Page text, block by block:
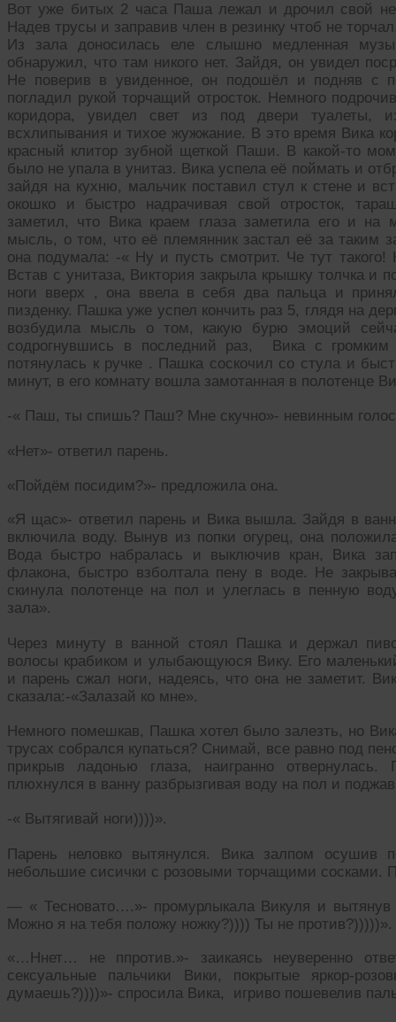
Вот уже битых 2 часа Паша лежал и дрочил свой
Надев трусы и заправив член в резинку чтоб не
Из зала доносилась еле слышно медленная
обнаружил, что там никого нет. Зайдя, он увидел
Не поверив в увиденное, он подошёл и подняв с
погладил рукой торчащий отросток. Немного
коридора, увидел свет из под двери туалеты,
всхлипывания и тихое жужжание. В это время Вика
красный клитор зубной щеткой Паши. В какой-то
было не упала в унитаз. Вика успела её поймать и
зайдя на кухню, мальчик поставил стул к стене и
окошко и быстро надрачивая свой отросток,
заметил, что Вика краем глаза заметила его и на
мысль, о том, что её племянник застал её за таким
она подумала: -« Ну и пусть смотрит. Че тут
Встав с унитаза, Виктория закрыла крышку толчка и
ноги вверх , она ввела в себя два пальца и
пизденку. Пашка уже успел кончить раз 5, глядя на
возбудила мысль о том, какую бурю эмоций
содрогнувшись в последний раз, Вика с
потянулась к ручке . Пашка соскочил со стула и
минут, в его комнату вошла замотанная в полотенце
-« Паш, ты спишь? Паш? Мне скучно»- невинным
«Нет»- ответил парень.
«Пойдём посидим?»- предложила она.
«Я щас»- ответил парень и Вика вышла. Зайдя в
включила воду. Вынув из попки огурец, она
Вода быстро набралась и выключив кран, Вика
флакона, быстро взболтала пену в воде. Не
скинула полотенце на пол и улеглась в пенную
зала».
Через минуту в ванной стоял Пашка и держал
волосы крабиком и улыбающуюся Вику. Его
и парень сжал ноги, надеясь, что она не заметит.
сказала:-«Залазай ко мне».
Немного помешкав, Пашка хотел было залезть, но
трусах собрался купаться? Снимай, все равно под
прикрыв ладонью глаза, наигранно
плюхнулся в ванну разбрызгивая воду на пол и
-« Вытягивай ноги))))».
Парень неловко вытянулся. Вика залпом осушив
небольшие сисички с розовыми торчащими сосками.
— « Тесновато….»- промурлыкала Викуля и вытянув
Можно я на тебя положу ножку?)))) Ты не против?)))))».
«…Ннет… не ппротив.»- заикаясь неуверенно
сексуальные пальчики Вики, покрытые
думаешь?))))»- спросила Вика, игриво пошевелив